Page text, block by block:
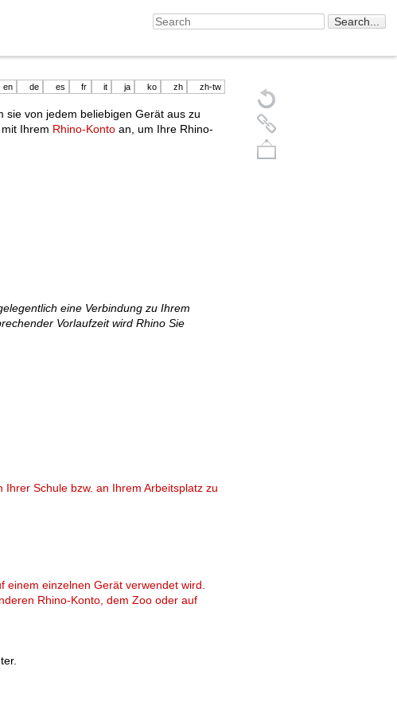
en de es fr it ja ko zh zh-tw
von jedem beliebigen Gerät aus zu
Ihrem Rhino-Konto an, um Ihre Rhino-
eine Verbindung zu Ihrem
Vorlaufzeit wird Rhino Sie
Schule bzw. an Ihrem Arbeitsplatz zu
einzelnen Gerät verwendet wird.
Rhino-Konto, dem Zoo oder auf